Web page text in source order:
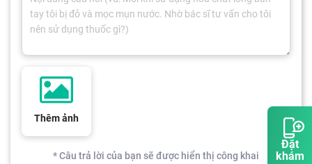
Đặt
khám
Thêm ảnh
* Câu trả lời của bạn sẽ được hiển thị công khai